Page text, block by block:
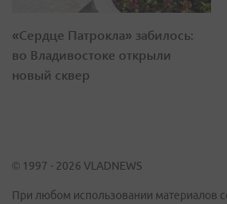
«Сердце Патрокла» забилось:
во Владивостоке открыли
новый сквер
© 1997 - 2026 VLADNEWS
При любом использовании материалов